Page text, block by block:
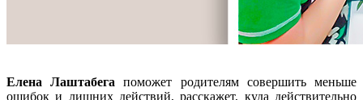
Елена Лаштабега поможет родителям совершить меньше
ошибок и лишних действий, расскажет, куда действительно